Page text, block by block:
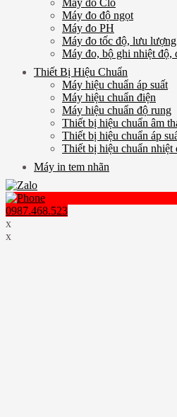
Máy đo Clo
Máy đo độ ngọt
Máy đo PH
Máy đo tốc độ, lưu
Máy đo, bộ ghi nhiệt độ,
Thiết Bị Hiệu Chuẩn
Máy hiệu chuẩn áp suất
Máy hiệu chuẩn điện
Máy hiệu chuẩn độ rung
Thiết bị hiệu chuẩn âm
Thiết bị hiệu chuẩn áp
Thiết bị hiệu chuẩn nhiệt
Máy in tem nhãn
0987.468.523
x
x